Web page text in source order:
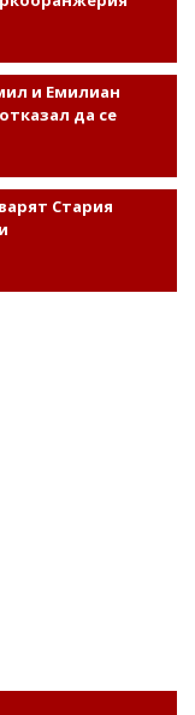
и Емилиан
да се
Стария